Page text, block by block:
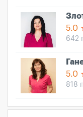
5.0
642
5.0
818